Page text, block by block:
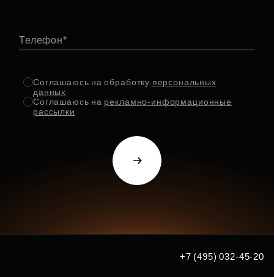
Телефон
Соглашаюсь на обработку персональных
данных
Соглашаюсь на рекламно-информационные
рассылки
+7 (495) 032-45-20